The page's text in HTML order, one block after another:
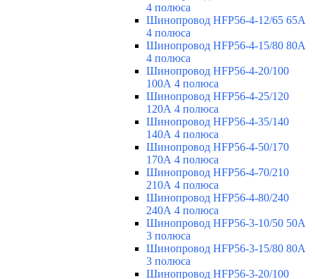
4 полюса
Шинопровод HFP56-4-12/65 65А
4 полюса
Шинопровод HFP56-4-15/80 80А
4 полюса
Шинопровод HFP56-4-20/100
100А 4 полюса
Шинопровод HFP56-4-25/120
120А 4 полюса
Шинопровод HFP56-4-35/140
140А 4 полюса
Шинопровод HFP56-4-50/170
170А 4 полюса
Шинопровод HFP56-4-70/210
210А 4 полюса
Шинопровод HFP56-4-80/240
240А 4 полюса
Шинопровод HFP56-3-10/50 50А
3 полюса
Шинопровод HFP56-3-15/80 80А
3 полюса
Шинопровод HFP56-3-20/100